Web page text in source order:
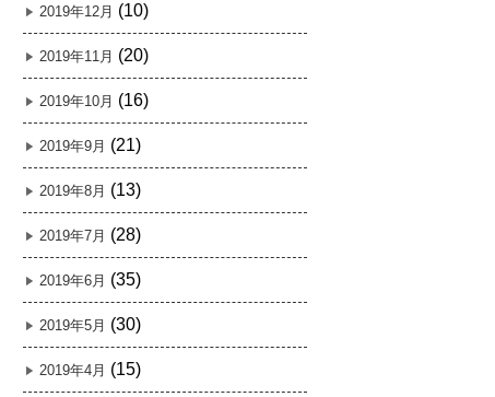
2019年12月 (10)
2019年11月 (20)
2019年10月 (16)
2019年9月 (21)
2019年8月 (13)
2019年7月 (28)
2019年6月 (35)
2019年5月 (30)
2019年4月 (15)